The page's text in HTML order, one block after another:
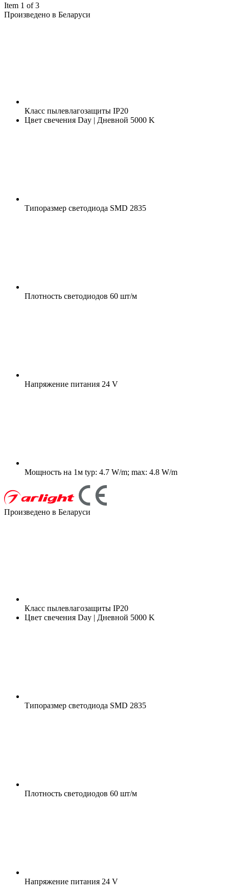
Item 1 of 3
Произведено в Беларуси
Класс пылевлагозащиты IP20
Цвет свечения Day | Дневной 5000 K
Типоразмер светодиода SMD 2835
Плотность светодиодов 60 шт/м
Напряжение питания 24 V
Мощность на 1м typ: 4.7 W/m; max: 4.8 W/m
Произведено в Беларуси
Класс пылевлагозащиты IP20
Цвет свечения Day | Дневной 5000 K
Типоразмер светодиода SMD 2835
Плотность светодиодов 60 шт/м
Напряжение питания 24 V